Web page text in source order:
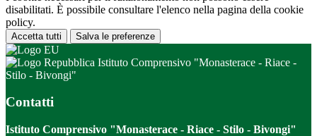
disabilitati. È possibile consultare l'elenco nella pagina della cookie
policy.
Accetta tutti Salva le preferenze
Istituto Comprensivo "Monasterace - Riace -
Stilo - Bivongi"
Contatti
Istituto Comprensivo "Monasterace - Riace - Stilo - Bivongi"